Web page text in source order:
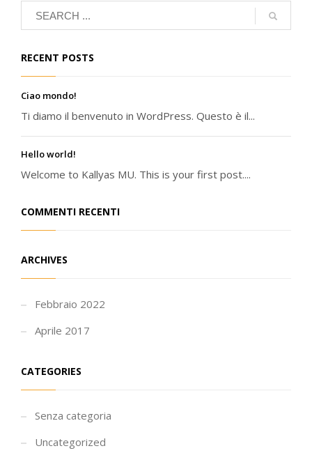
RECENT POSTS
Ciao mondo!
Ti diamo il benvenuto in WordPress. Questo è il...
Hello world!
Welcome to Kallyas MU. This is your first post....
COMMENTI RECENTI
ARCHIVES
Febbraio 2022
Aprile 2017
CATEGORIES
Senza categoria
Uncategorized